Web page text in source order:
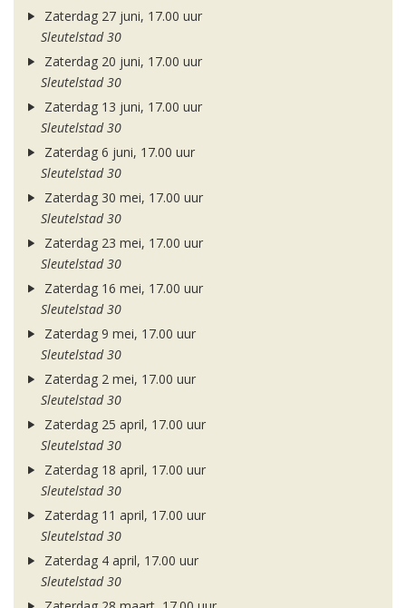
Zaterdag 27 juni, 17.00 uur
Sleutelstad 30
Zaterdag 20 juni, 17.00 uur
Sleutelstad 30
Zaterdag 13 juni, 17.00 uur
Sleutelstad 30
Zaterdag 6 juni, 17.00 uur
Sleutelstad 30
Zaterdag 30 mei, 17.00 uur
Sleutelstad 30
Zaterdag 23 mei, 17.00 uur
Sleutelstad 30
Zaterdag 16 mei, 17.00 uur
Sleutelstad 30
Zaterdag 9 mei, 17.00 uur
Sleutelstad 30
Zaterdag 2 mei, 17.00 uur
Sleutelstad 30
Zaterdag 25 april, 17.00 uur
Sleutelstad 30
Zaterdag 18 april, 17.00 uur
Sleutelstad 30
Zaterdag 11 april, 17.00 uur
Sleutelstad 30
Zaterdag 4 april, 17.00 uur
Sleutelstad 30